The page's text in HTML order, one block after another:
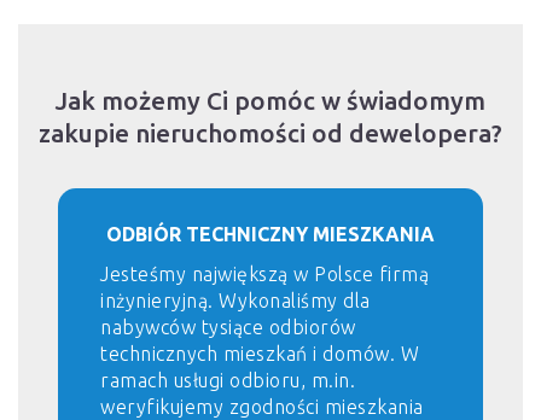
Jak możemy Ci pomóc w świadomym
zakupie nieruchomości od dewelopera?
ODBIÓR TECHNICZNY MIESZKANIA
Jesteśmy największą w Polsce firmą
inżynieryjną. Wykonaliśmy dla
nabywców tysiące odbiorów
technicznych mieszkań i domów. W
ramach usługi odbioru, m.in.
weryfikujemy zgodności mieszkania